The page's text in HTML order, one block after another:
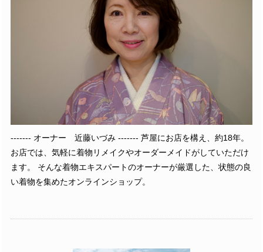
------- オーナー 近藤いづみ ------- 芦屋にお店を構え、約18年。
お店では、気軽に着物リメイクやオーダーメイドがしていただけ
ます。 そんな着物エキスパートのオーナーが厳選した、状態の良
い着物を集めたオンラインショップ。